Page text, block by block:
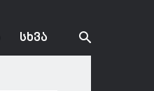
ᲡᲮᲕᲐ